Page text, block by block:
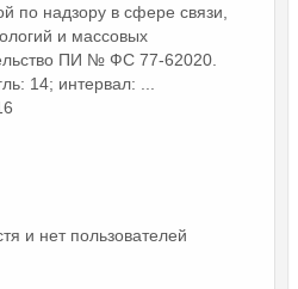
по надзору в сфере связи,
и массовых
ПИ № ФС 77-62020.
14; интервал: ...
и нет пользователей